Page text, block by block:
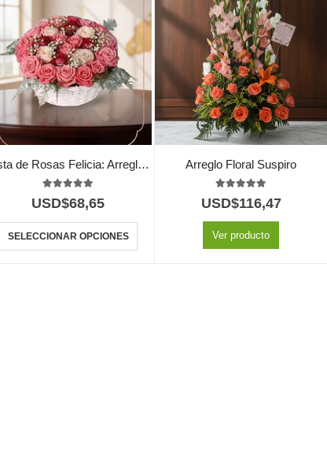
Cesta de Rosas Felicia: Arreglo Premium con 21 Flores 🌹
out of 5
USD$68,65
SELECCIONAR OPCIONES
Arreglo Floral Suspiro
5.00out of 5
USD$116,47
Ver producto